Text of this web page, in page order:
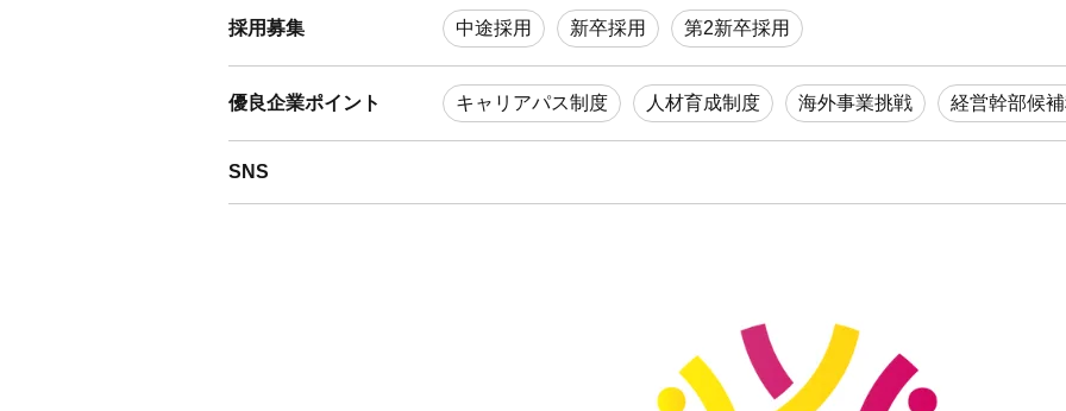
採用募集 中途採用 新卒採用 第2新卒採用
優良企業ポイント キャリアパス制度 人材育成制度 海外事業挑戦 経営幹部候
SNS